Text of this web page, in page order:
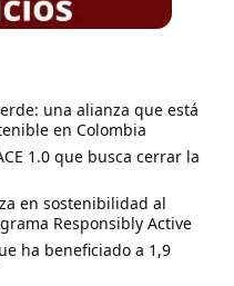
una alianza que está
en Colombia
1.0 que busca cerrar la
en sostenibilidad al
Responsibly Active
ha beneficiado a 1,9